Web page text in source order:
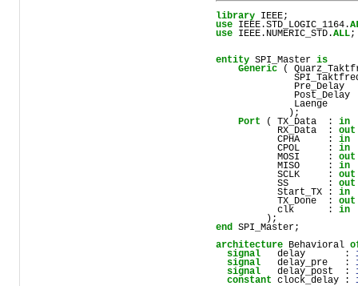
library IEEE
use
IEEE.STD_LOGIC_1164.
use
IEEE. NUMERIC_STD.ALL;
entity SPI_Master
is
Generic (
Pre_Delay
Post_Delay
Laenge
             );
Port ( TX_Data
  :
in
RX_Data
  :
out
CPHA
     :
in
CPOL
     :
in
MOSI
     :
out
MISO
     :
in
SCLK
     :
out
SS
       :
out
Start_TX : in
TX_Done
  :
out
clk
      :
in
end
SPI_Master;
architecture
Behavioral
signal
delay
       :
signal
delay_pre
   :
signal
delay_post
  :
constant
clock_delay :